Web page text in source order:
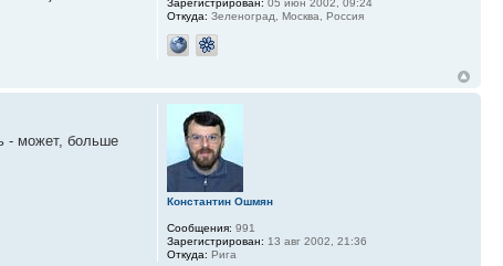
Зарегистрирован: 05 июн 2002, 09:24
Откуда: Зеленоград, Москва, Россия
- может, больше
Константин Ошмян
Сообщения: 991
Зарегистрирован: 13 авг 2002, 21:36
Откуда: Рига